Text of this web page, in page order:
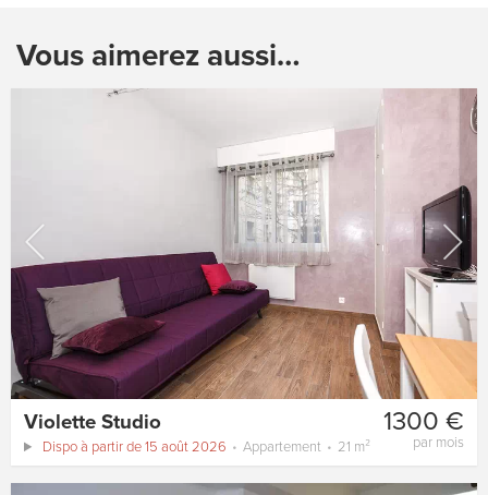
Vous aimerez aussi…
1300 €
par mois
Violette Studio
Dispo à partir de 15 août 2026 Appartement 21 m²